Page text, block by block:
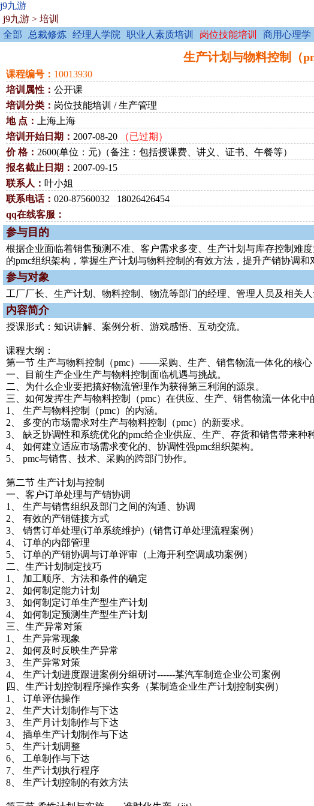
j9九游
j9九游 > 培训
全部
总裁修炼 经理人学院 职业人素质培训 岗位技能培训 商用心理学
生产计划与物料控制（
课程编号： 10013930
培训属性： 公开课
培训分类： 岗位技能培训 / 生产管理
地 点：
上海上海
培训开始日期： 2007-08-20
（已过期）
价 格： 2600(单位：元)（备注：包括授课费、讲义、证书、午餐等）
报名截止日期： 2007-09-15
联系人： 叶小姐
联系电话： 020-87560032 18026426454
qq在线客服：
参与目的
根据企业面临着销售预测不准、客户需求多变、生产计划与库存控制难
的pmc组织架构，掌握生产计划与物料控制的有效方法，提升产销协调
参与对象
工厂厂长、生产计划、物料控制、物流等部门的经理、管理人员及相关人
内容简介
授课形式：知识讲解、案例分析、游戏感悟、互动交流。
课程大纲：
第一节 生产与物料控制（pmc）——采购、生产、销售物流一体化的核心
一、目前生产企业生产与物料控制面临机遇与挑战。
二、为什么企业要把搞好物流管理作为获得第三利润的源泉。
三、如何发挥生产与物料控制（pmc）在供应、生产、销售物流一体化中
1、 生产与物料控制（pmc）的内涵。
2、 多变的市场需求对生产与物料控制（pmc）的新要求。
3、 缺乏协调性和系统优化的pmc给企业供应、生产、存货和销售带来种
4、 如何建立适应市场需求变化的、协调性强pmc组织架构。
5、 pmc与销售、技术、采购的跨部门协作。
第二节 生产计划与控制
一、客户订单处理与产销协调
1、 生产与销售组织及部门之间的沟通、协调
2、 有效的产销链接方式
3、 销售订单处理(订单系统维护)（销售订单处理流程案例）
4、 订单的内部管理
5、 订单的产销协调与订单评审（上海开利空调成功案例）
二、生产计划制定技巧
1、 加工顺序、方法和条件的确定
2、 如何制定能力计划
3、 如何制定订单生产型生产计划
4、 如何制定预测生产型生产计划
三、生产异常对策
1、 生产异常现象
2、 如何及时反映生产异常
3、 生产异常对策
4、 生产计划进度跟进案例分组研讨------某汽车制造企业公司案例
四、生产计划控制程序操作实务（某制造企业生产计划控制实例）
1、 订单评估操作
2、 生产大计划制作与下达
3、 生产月计划制作与下达
4、 插单生产计划制作与下达
5、 生产计划调整
6、 工单制作与下达
7、 生产计划执行程序
8、 生产计划控制的有效方法